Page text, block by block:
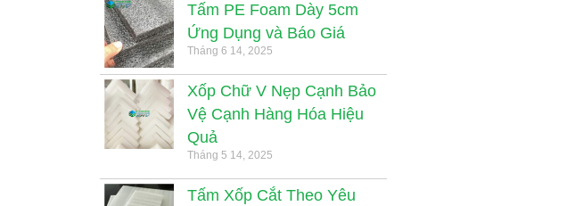
Tấm PE Foam Dày 5cm
Ứng Dụng và Báo Giá
Tháng 6 14, 2025
Xốp Chữ V Nẹp Cạnh Bảo
Vệ Cạnh Hàng Hóa Hiệu
Quả
Tháng 5 14, 2025
Tấm Xốp Cắt Theo Yêu